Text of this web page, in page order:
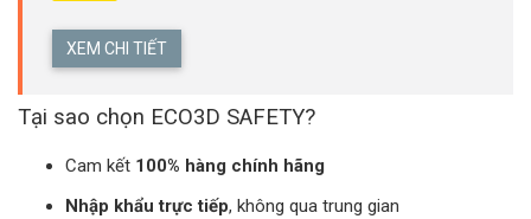
XEM CHI TIẾT
Tại sao chọn ECO3D SAFETY?
Cam kết 100% hàng chính hãng
Nhập khẩu trực tiếp, không qua trung gian